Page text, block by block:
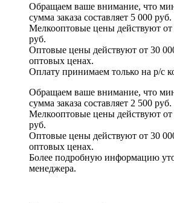
Обращаем ваше внимание, что
сумма заказа составляет 5 000 руб.
Мелкооптовые цены действуют от
руб.
Оптовые цены действуют от 30
оптовых ценах.
Оплату принимаем только на р/с
Обращаем ваше внимание, что
сумма заказа составляет 2 500 руб.
Мелкооптовые цены действуют от
руб.
Оптовые цены действуют от 30
оптовых ценах.
Более подробную информацию
менеджера.